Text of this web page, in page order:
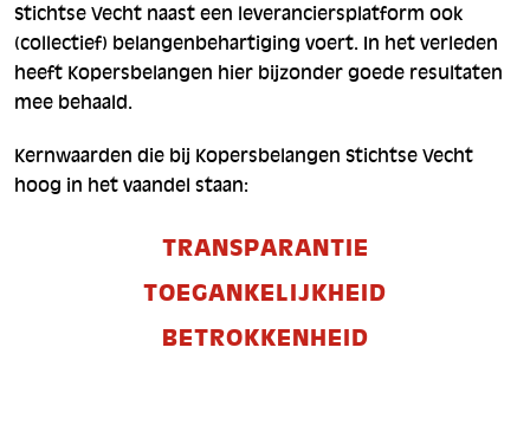
Stichtse Vecht naast een leveranciersplatform ook
(collectief) belangenbehartiging voert. In het verleden
heeft Kopersbelangen hier bijzonder goede resultaten
mee behaald.
Kernwaarden die bij Kopersbelangen Stichtse Vecht
hoog in het vaandel staan:
TRANSPARANTIE
TOEGANKELIJKHEID
BETROKKENHEID